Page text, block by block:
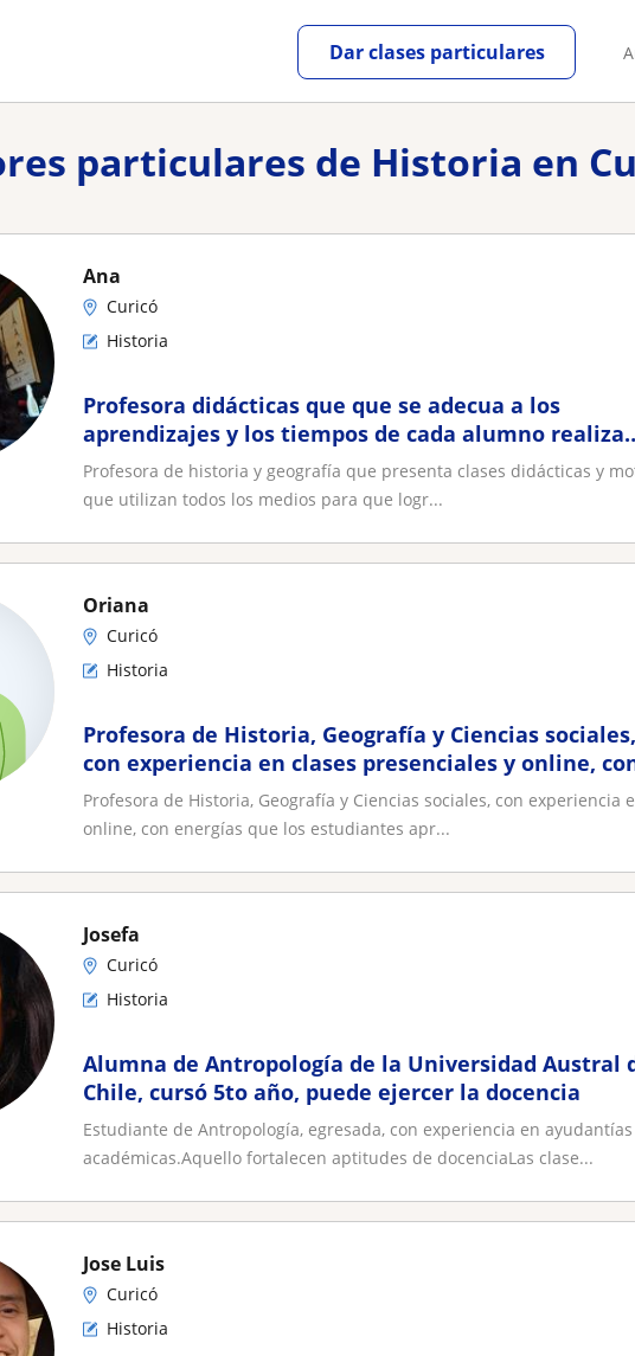
Dar clases particulares
particulares de Historia en
Ana
Curicó
Historia
Profesora didácticas que que se adecua a los
aprendizajes y los tiempos de cada alumno realiza
reforzamiento de manera constante
Profesora de historia y geografía que presenta clases didácticas y
que utilizan todos los medios para que logr...
Oriana
Curicó
Historia
Profesora de Historia, Geografía y Ciencias sociales,
con experiencia en clases presenciales y online,
energías que los estudiantes aprendan
Profesora de Historia, Geografía y Ciencias sociales, con experiencia
online, con energías que los estudiantes apr...
Josefa
Curicó
Historia
Alumna de Antropología de la Universidad Austral
Chile, cursó 5to año, puede ejercer la docencia
Estudiante de Antropología, egresada, con experiencia en
académicas.Aquello fortalecen aptitudes de docenciaLas clase...
Jose Luis
Curicó
Historia